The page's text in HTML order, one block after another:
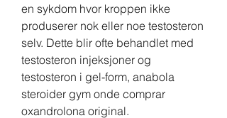
en sykdom hvor kroppen ikke
produserer nok eller noe testosteron
selv. Dette blir ofte behandlet med
testosteron injeksjoner og
testosteron i gel-form, anabola
steroider gym onde comprar
oxandrolona original.